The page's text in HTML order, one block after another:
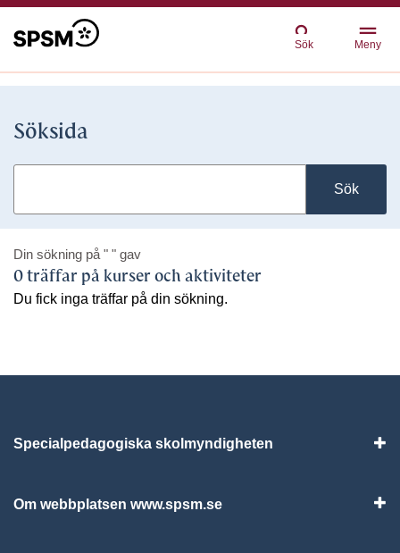
Sök Meny
Söksida
Sök
Din sökning på " " gav
0 träffar på kurser och aktiviteter
Du fick inga träffar på din sökning.
Specialpedagogiska skolmyndigheten
Om webbplatsen www.spsm.se